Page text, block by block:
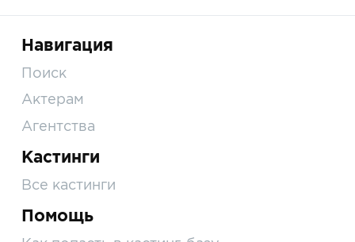
Навигация
Поиск
Актерам
Агентства
Кастинги
Все кастинги
Помощь